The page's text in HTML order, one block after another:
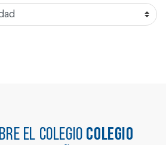
el colegio COLEGIO